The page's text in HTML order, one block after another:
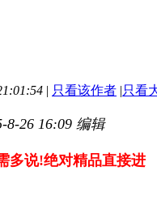
| 只看该作者 |只看
8-26 16:09 编辑
多说!绝对精品直接进